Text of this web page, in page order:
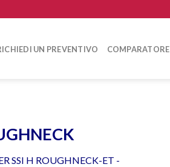
UN PREVENTIVO COMPARATORE
SSI H ROUGHNECK-ET -